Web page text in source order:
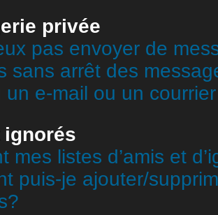
privée
pas envoyer de
sans arrêt des
un e-mail ou un
ignorés
mes listes d’amis et
puis-je ajouter/